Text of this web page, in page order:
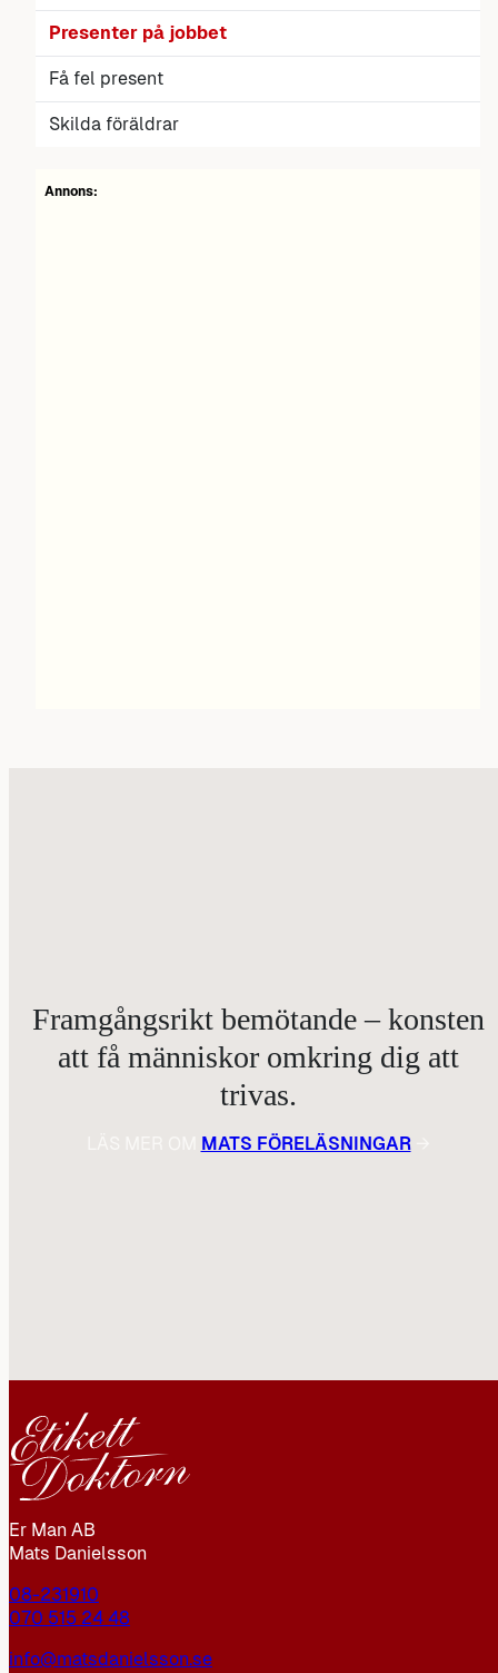
Presenter på jobbet
Få fel present
Skilda föräldrar
Annons:
Framgångsrikt bemötande – konsten
att få människor omkring dig att
trivas.
MATS FÖRELÄSNINGAR→
Er Man AB
Mats Danielsson
08-231910
070 515 24 48
info@matsdanielsson.se